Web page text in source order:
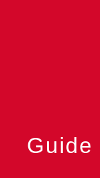
Guide